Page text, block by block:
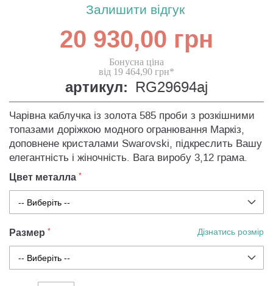
Залишити відгук
20 930,00 грн
Бонусна ціна
від 19 464,90 грн*
артикул: RG29694aj
Чарівна каблучка із золота 585 проби з розкішними
топазами доріжкою модного огранювання Маркіз,
доповнене кристалами Swarovski, підкреслить Вашу
елегантність і жіночність. Вага виробу 3,12 грама.
Цвет металла
Размер Дізнатись розмір